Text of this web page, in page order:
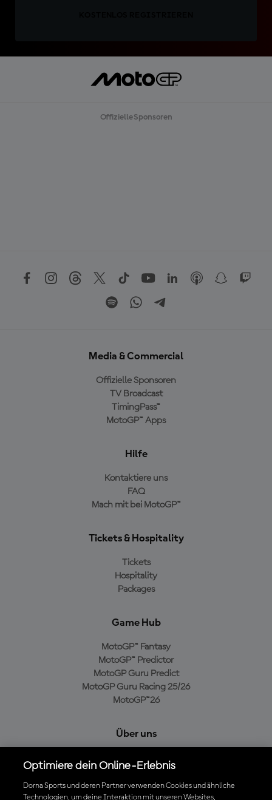
Offizielle Sponsoren
Media & Commercial
Offizielle Sponsoren
TV Broadcast
TimingPass™
MotoGP™ Apps
Hilfe
Kontaktiere uns
FAQ
Mach mit bei MotoGP™
Tickets & Hospitality
Tickets
Hospitality
Packages
Game Hub
MotoGP™ Fantasy
MotoGP™ Predictor
MotoGP Guru Predict
MotoGP Guru Racing 25/26
MotoGP™26
Über uns
Cookie-Richtlinien
Geschäftsbedingungen
Optimiere dein Online-Erlebnis
Dorna Sports und deren Partner verwenden Cookies und ähnliche
Technologien, um deine Interaktion mit unseren Websites,